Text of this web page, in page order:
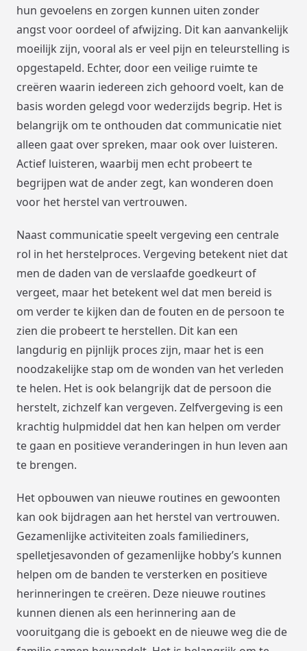
hun gevoelens en zorgen kunnen uiten zonder
angst voor oordeel of afwijzing. Dit kan aanvankelijk
moeilijk zijn, vooral als er veel pijn en teleurstelling is
opgestapeld. Echter, door een veilige ruimte te
creëren waarin iedereen zich gehoord voelt, kan de
basis worden gelegd voor wederzijds begrip. Het is
belangrijk om te onthouden dat communicatie niet
alleen gaat over spreken, maar ook over luisteren.
Actief luisteren, waarbij men echt probeert te
begrijpen wat de ander zegt, kan wonderen doen
voor het herstel van vertrouwen.
Naast communicatie speelt vergeving een centrale
rol in het herstelproces. Vergeving betekent niet dat
men de daden van de verslaafde goedkeurt of
vergeet, maar het betekent wel dat men bereid is
om verder te kijken dan de fouten en de persoon te
zien die probeert te herstellen. Dit kan een
langdurig en pijnlijk proces zijn, maar het is een
noodzakelijke stap om de wonden van het verleden
te helen. Het is ook belangrijk dat de persoon die
herstelt, zichzelf kan vergeven. Zelfvergeving is een
krachtig hulpmiddel dat hen kan helpen om verder
te gaan en positieve veranderingen in hun leven aan
te brengen.
Het opbouwen van nieuwe routines en gewoonten
kan ook bijdragen aan het herstel van vertrouwen.
Gezamenlijke activiteiten zoals familiediners,
spelletjesavonden of gezamenlijke hobby’s kunnen
helpen om de banden te versterken en positieve
herinneringen te creëren. Deze nieuwe routines
kunnen dienen als een herinnering aan de
vooruitgang die is geboekt en de nieuwe weg die de